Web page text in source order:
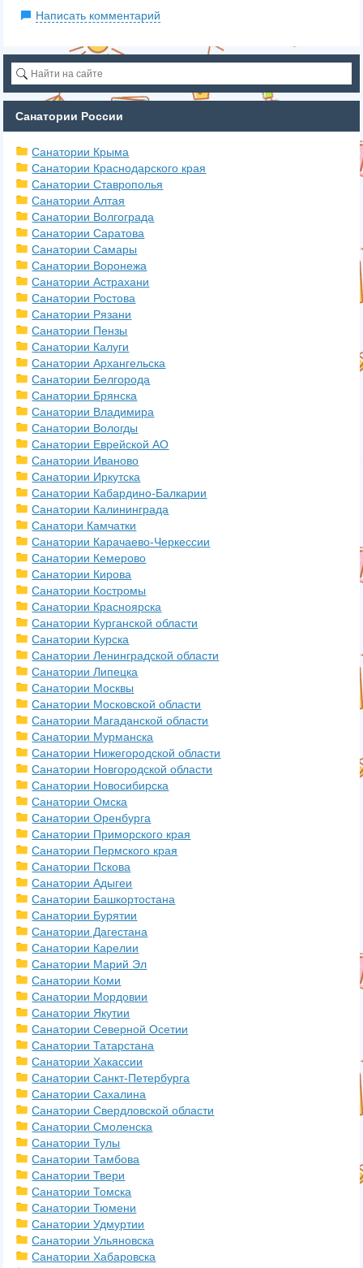
Написать комментарий
Санатории России
Санатории Крыма
Санатории Краснодарского края
Санатории Ставрополья
Санатории Алтая
Санатории Волгограда
Санатории Саратова
Санатории Самары
Санатории Воронежа
Санатории Астрахани
Санатории Ростова
Санатории Рязани
Санатории Пензы
Санатории Калуги
Санатории Архангельска
Санатории Белгорода
Санатории Брянска
Санатории Владимира
Санатории Вологды
Санатории Еврейской АО
Санатории Иваново
Санатории Иркутска
Санатории Кабардино-Балкарии
Санатории Калининграда
Санатори Камчатки
Санатории Карачаево-Черкессии
Санатории Кемерово
Санатории Кирова
Санатории Костромы
Санатории Красноярска
Санатории Курганской области
Санатории Курска
Санатории Ленинградской области
Санатории Липецка
Санатории Москвы
Санатории Московской области
Санатории Магаданской области
Санатории Мурманска
Санатории Нижегородской области
Санатории Новгородской области
Санатории Новосибирска
Санатории Омска
Санатории Оренбурга
Санатории Приморского края
Санатории Пермского края
Санатории Пскова
Санатории Адыгеи
Санатории Башкортостана
Санатории Бурятии
Санатории Дагестана
Санатории Карелии
Санатории Марий Эл
Санатории Коми
Санатории Мордовии
Санатории Якутии
Санатории Северной Осетии
Санатории Татарстана
Санатории Хакассии
Санатории Санкт-Петербурга
Санатории Сахалина
Санатории Свердловской области
Санатории Смоленска
Санатории Тулы
Санатории Тамбова
Санатории Твери
Санатории Томска
Санатории Тюмени
Санатории Удмуртии
Санатории Ульяновска
Санатории Хабаровска